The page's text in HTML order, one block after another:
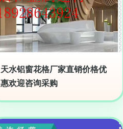
天水铝窗花格厂家直销价格优
惠欢迎咨询采购